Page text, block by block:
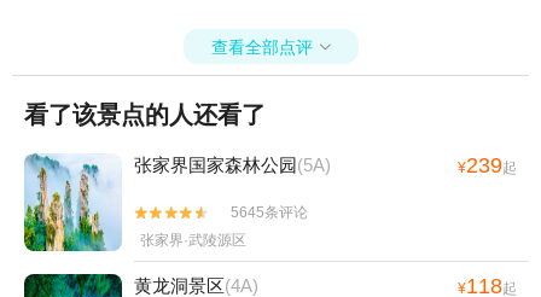
查看全部点评 
看了该景点的人还看了
张家界国家森林公园(5A) ¥239起


5645条评论
张家界·武陵源区
黄龙洞景区(4A) ¥118起